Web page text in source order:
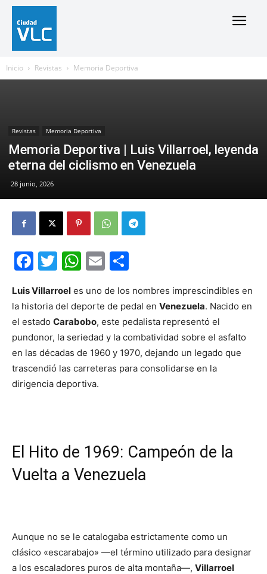
Inicio Revistas Memoria Deportiva
Revistas Memoria Deportiva
Memoria Deportiva | Luis Villarroel, leyenda
eterna del ciclismo en Venezuela
28 junio, 2026
Facebook
Twitter
WhatsApp
Email
Luis Villarroel es uno de los nombres imprescindibles en
la historia del deporte de pedal en Venezuela. Nacido en
el estado Carabobo, este pedalista representó el
pundonor, la seriedad y la combatividad sobre el asfalto
en las décadas de 1960 y 1970, dejando un legado que
trascendió las carreteras para consolidarse en la
dirigencia deportiva.
El Hito de 1969: Campeón de la
Vuelta a Venezuela
Aunque no se le catalogaba estrictamente como un
clásico «escarabajo» —el término utilizado para designar
a los escaladores puros de alta montaña—, Villarroel